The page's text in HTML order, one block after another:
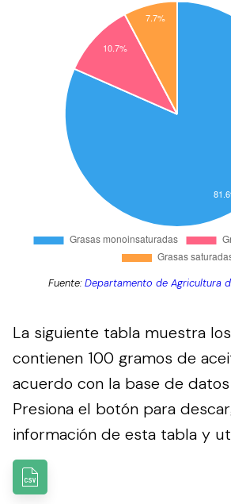
Fuente:Departamento de Agricultura de
La siguiente tabla muestra
contienen 100 gramos de
acuerdo con la base de
Presiona el botón para
información de esta tabla y